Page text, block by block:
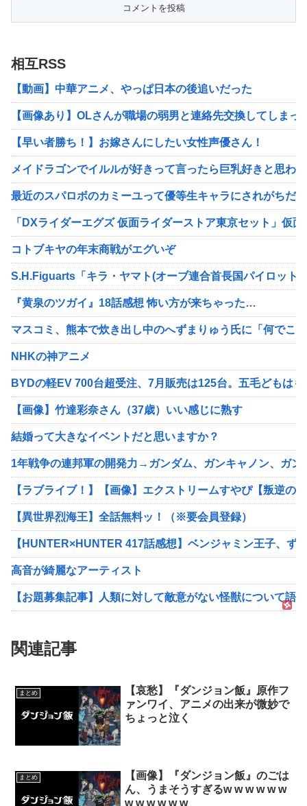
相互RSS
【動画】中華アニメ、やっぱ日本の後追いだった
【画像あり】OLさんが職場の弱男と連絡先交換してしまっ
【早い者勝ち！】お嫁さんにしたい女性声優さん！
メイドラゴンでイルルが好きって言ったら巨乳好きと思わ
最近のスパロボのカミーユって優等生キャラにされがちだ
「DXライダーエグズ 仮面ライダーストア東京セット」仮
コトブキヤの年末商戦がエグいぞ
S.H.Figuarts「キラ・ヤマト(オーブ連合首長国パイロット
『黄泉のツガイ』18話感想 怖い方が来ちゃった…
マスコミ、熊本で炊き出し中のへずまりゅう氏に「何でこ
NHKの神アニメ
BYDの軽EV 700台超受注、7月販売は125台。五毛どもは
【画像】竹達彩奈さん（37歳）いい感じに熟す
結婚って大きなイベントだと思いますか？
1年戦争の連邦軍の開発力→ガンダム、ガンキャノン、ガン
【ラブライブ！】【画像】エクストリームすやぴ【叛逆の
【異世界烈海王】全話無料ッ！（※要会員登録）
【HUNTER×HUNTER 417話感想】ベンジャミン王子、ず
高音が綺麗なアーティスト
【お題募集記事】人類に対して敵意がない怪獣について語
関連記事
まとめ
【哀愁】『ダンジョン飯』原作フ
ァンワイ、アニメの出来が微妙で
ちょっと泣く
まとめ
【画像】『ダンジョン飯』のごは
ん、うまそうすぎるw w w w w w
w w w w w w